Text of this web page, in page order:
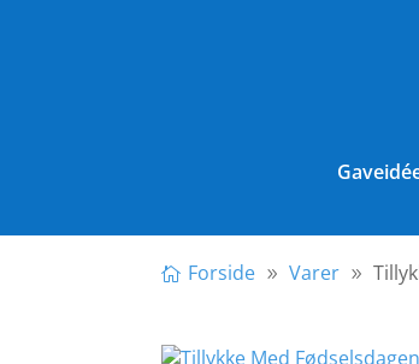
Forside Varer